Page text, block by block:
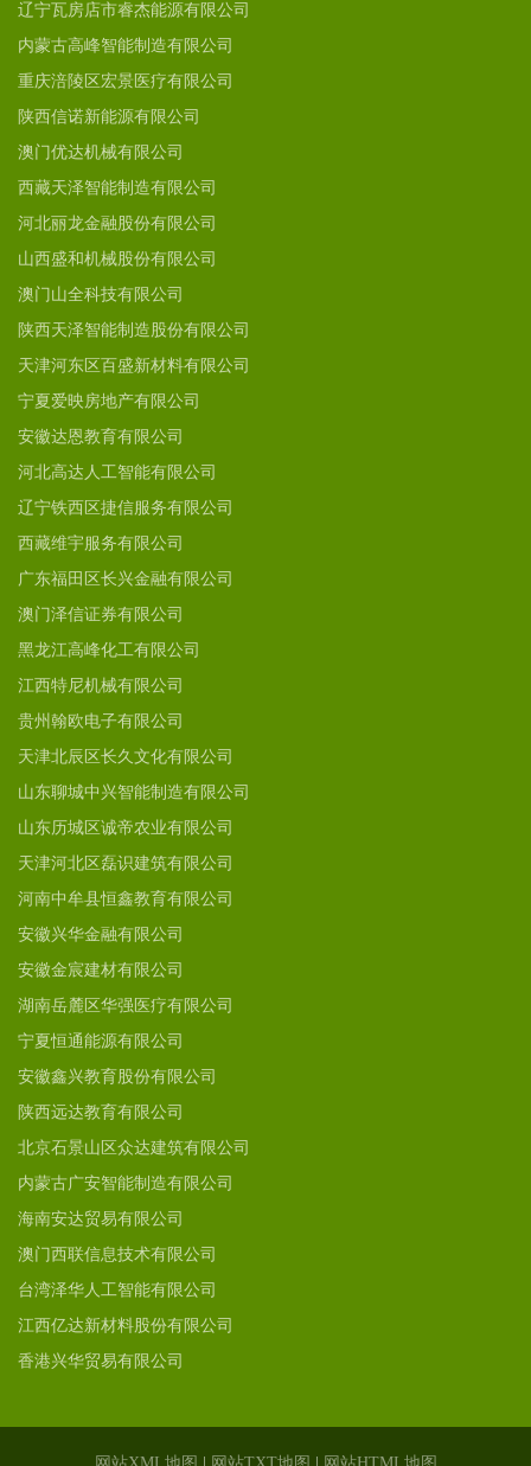
辽宁瓦房店市睿杰能源有限公司
内蒙古高峰智能制造有限公司
重庆涪陵区宏景医疗有限公司
陕西信诺新能源有限公司
澳门优达机械有限公司
西藏天泽智能制造有限公司
河北丽龙金融股份有限公司
山西盛和机械股份有限公司
澳门山全科技有限公司
陕西天泽智能制造股份有限公司
天津河东区百盛新材料有限公司
宁夏爱映房地产有限公司
安徽达恩教育有限公司
河北高达人工智能有限公司
辽宁铁西区捷信服务有限公司
西藏维宇服务有限公司
广东福田区长兴金融有限公司
澳门泽信证券有限公司
黑龙江高峰化工有限公司
江西特尼机械有限公司
贵州翰欧电子有限公司
天津北辰区长久文化有限公司
山东聊城中兴智能制造有限公司
山东历城区诚帝农业有限公司
天津河北区磊识建筑有限公司
河南中牟县恒鑫教育有限公司
安徽兴华金融有限公司
安徽金宸建材有限公司
湖南岳麓区华强医疗有限公司
宁夏恒通能源有限公司
安徽鑫兴教育股份有限公司
陕西远达教育有限公司
北京石景山区众达建筑有限公司
内蒙古广安智能制造有限公司
海南安达贸易有限公司
澳门西联信息技术有限公司
台湾泽华人工智能有限公司
江西亿达新材料股份有限公司
香港兴华贸易有限公司